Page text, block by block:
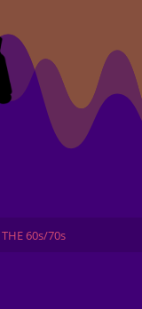
60s/70s